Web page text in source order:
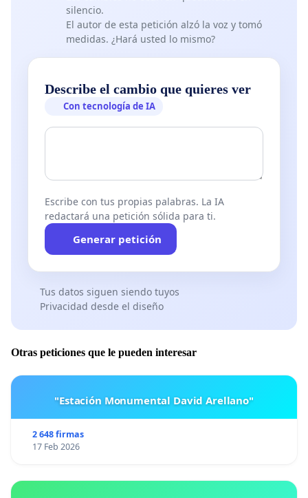
silencio.
El autor de esta petición alzó la voz y tomó
medidas. ¿Hará usted lo mismo?
Describe el cambio que quieres ver
Con tecnología de IA
Escribe con tus propias palabras. La IA
redactará una petición sólida para ti.
Generar petición
Tus datos siguen siendo tuyos
Privacidad desde el diseño
Otras peticiones que le pueden interesar
"Estación Monumental David Arellano"
2 648 firmas
17 Feb 2026